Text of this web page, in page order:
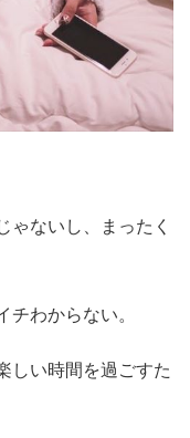
ないし、まったく
わからない。
しい時間を過ごすた